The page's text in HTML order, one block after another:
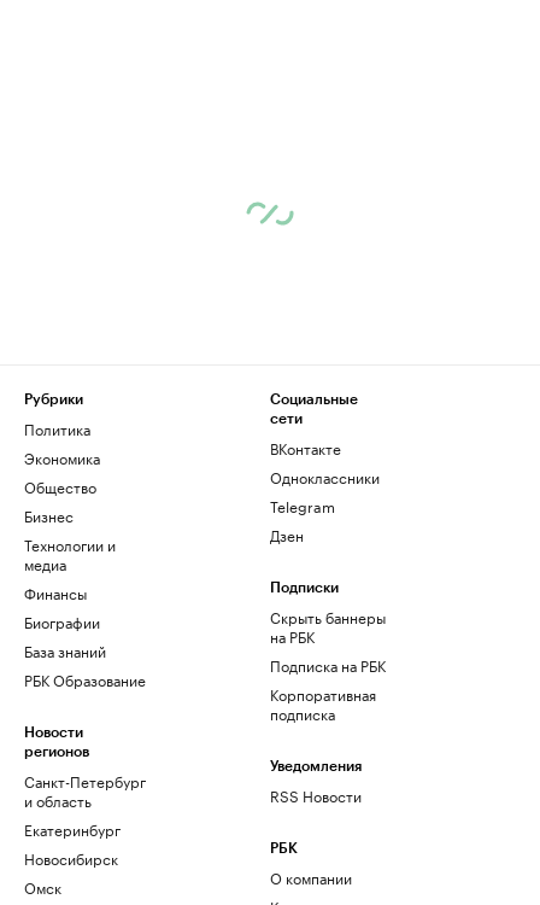
Рубрики
Политика
Экономика
Общество
Бизнес
Технологии и
медиа
Финансы
Биографии
База знаний
РБК Образование
Новости
регионов
Санкт-Петербург
и область
Екатеринбург
Новосибирск
Омск
Социальные
сети
ВКонтакте
Одноклассники
Telegram
Дзен
Подписки
Скрыть баннеры
на РБК
Подписка на РБК
Корпоративная
подписка
Уведомления
RSS Новости
РБК
О компании